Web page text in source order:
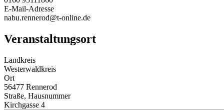
E-Mail-Adresse
nabu.rennerod@t-online.de
Veranstaltungsort
Landkreis
Westerwaldkreis
Ort
56477 Rennerod
Straße, Hausnummer
Kirchgasse 4